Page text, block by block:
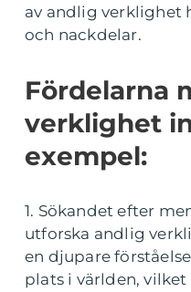
av andlig verklighet
och nackdelar.
Fördelarna
verklighet
exempel:
1. Sökandet efter
utforska andlig
en djupare
plats i världen, vilket